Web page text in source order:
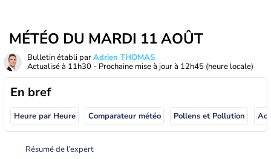
MÉTÉO DU MARDI 11 AOÛT
Bulletin établi parAdrien THOMAS
Actualisé à 11h30 - Prochaine mise à jour à 12h45 (heure locale)
En bref
Heure par Heure Comparateur météo Pollens et Pollution
Résumé de l’expert